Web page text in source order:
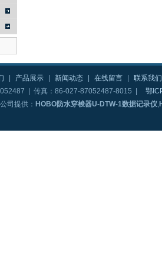
产品展示 新闻动态 在线留言
联系我们
| 传真：86-027-87052487-8015 |
鄂
司提供： HOBO防水穿梭器U-DTW-1数据记录仪,